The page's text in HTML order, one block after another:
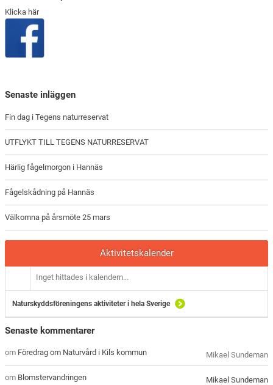
Klicka här
Senaste inläggen
Fin dag i Tegens naturreservat
UTFLYKT TILL TEGENS NATURRESERVAT
Härlig fågelmorgon i Hannäs
Fågelskådning på Hannäs
Välkomna på årsmöte 25 mars
Aktivitetskalender
Inget hittades i kalendern...
Naturskyddsföreningens aktiviteter i hela Sverige
Senaste kommentarer
Mikael Sundeman
om Föredrag om Naturvård i Kils kommun
Mikael Sundeman
om Blomstervandringen